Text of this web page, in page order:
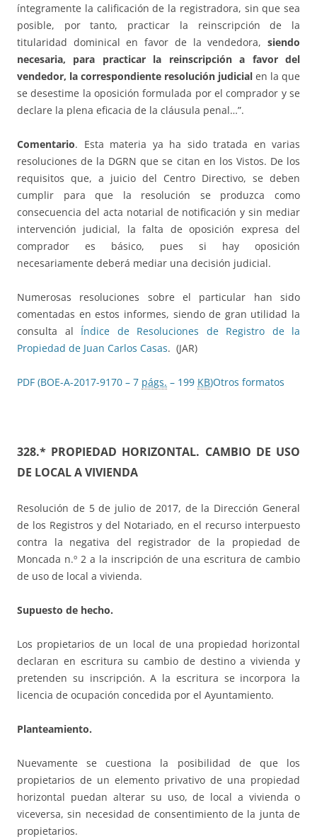
íntegramente la calificación de la registradora, sin que sea
posible, por tanto, practicar la reinscripción de la
titularidad dominical en favor de la vendedora, siendo
necesaria, para practicar la reinscripción a favor del
vendedor, la correspondiente resolución judicial en la que
se desestime la oposición formulada por el comprador y se
declare la plena eficacia de la cláusula penal…”.
Comentario. Esta materia ya ha sido tratada en varias
resoluciones de la DGRN que se citan en los Vistos. De los
requisitos que, a juicio del Centro Directivo, se deben
cumplir para que la resolución se produzca como
consecuencia del acta notarial de notificación y sin mediar
intervención judicial, la falta de oposición expresa del
comprador es básico, pues si hay oposición
necesariamente deberá mediar una decisión judicial.
Numerosas resoluciones sobre el particular han sido
comentadas en estos informes, siendo de gran utilidad la
consulta al Índice de Resoluciones de Registro de la
Propiedad de Juan Carlos Casas. (JAR)
PDF (BOE-A-2017-9170 – 7 págs. – 199 KB)Otros formatos
328.* PROPIEDAD HORIZONTAL. CAMBIO DE USO
DE LOCAL A VIVIENDA
Resolución de 5 de julio de 2017, de la Dirección General
de los Registros y del Notariado, en el recurso interpuesto
contra la negativa del registrador de la propiedad de
Moncada n.º 2 a la inscripción de una escritura de cambio
de uso de local a vivienda.
Supuesto de hecho.
Los propietarios de un local de una propiedad horizontal
declaran en escritura su cambio de destino a vivienda y
pretenden su inscripción. A la escritura se incorpora la
licencia de ocupación concedida por el Ayuntamiento.
Planteamiento.
Nuevamente se cuestiona la posibilidad de que los
propietarios de un elemento privativo de una propiedad
horizontal puedan alterar su uso, de local a vivienda o
viceversa, sin necesidad de consentimiento de la junta de
propietarios.